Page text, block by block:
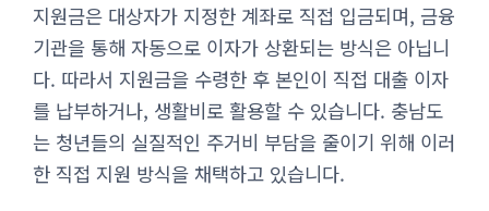
지원금은 대상자가 지정한 계좌로 직접 입금되며, 금융
기관을 통해 자동으로 이자가 상환되는 방식은 아닙니
다. 따라서 지원금을 수령한 후 본인이 직접 대출 이자
를 납부하거나, 생활비로 활용할 수 있습니다. 충남도
는 청년들의 실질적인 주거비 부담을 줄이기 위해 이러
한 직접 지원 방식을 채택하고 있습니다.